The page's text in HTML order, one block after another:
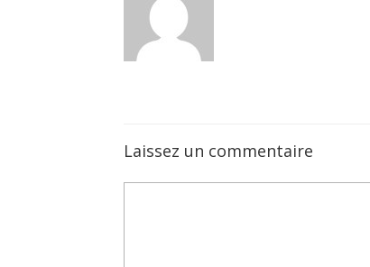
Laissez un commentaire